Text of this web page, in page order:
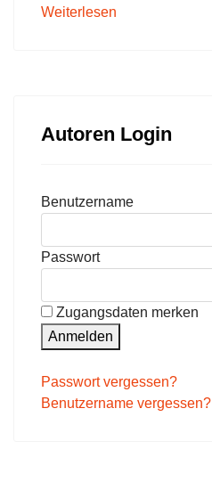
Weiterlesen
Autoren Login
Benutzername
Passwort
Zugangsdaten merken
Anmelden
Passwort vergessen?
Benutzername vergessen?